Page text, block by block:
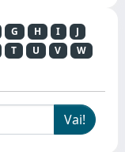
G H I
J
T U V
W